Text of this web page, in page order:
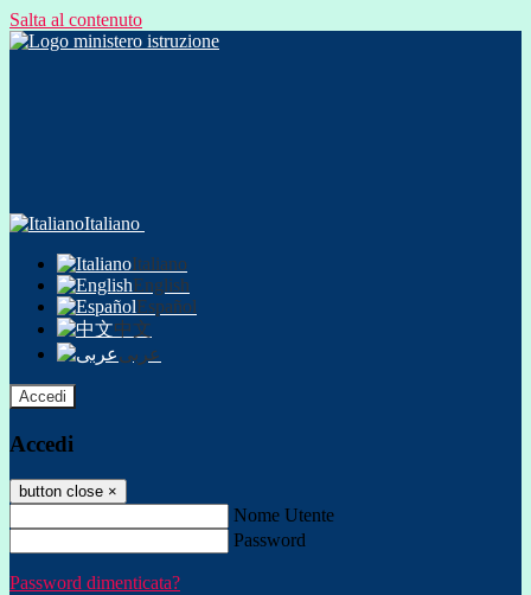
Salta al contenuto
Italiano
Italiano
English
Español
中文
عربى
Accedi
Accedi
button close ×
Nome Utente
Password
Password dimenticata?